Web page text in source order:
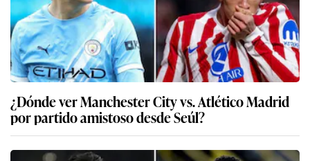
¿Dónde ver Manchester City vs. Atlético Madrid
por partido amistoso desde Seúl?